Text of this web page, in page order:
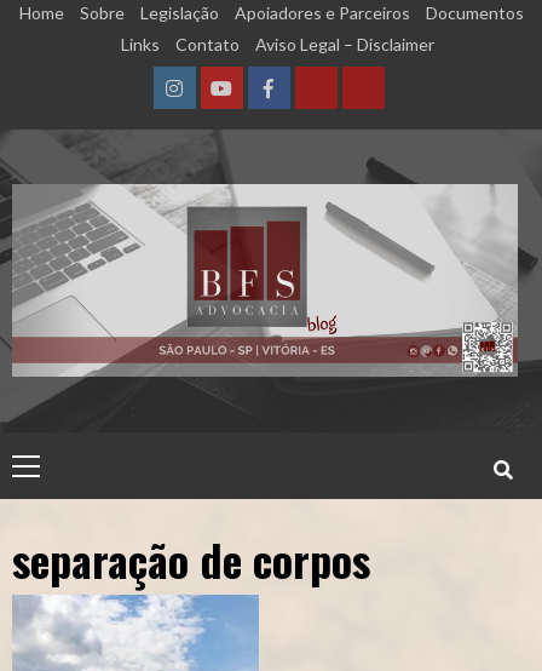
SkipHome Sobre Legislação Apoiadores e Parceiros
Documentos
Links
Contato Aviso Legal – Disclaimer
InstagramYouTubeFacebookCalculadora
Qualidade
de
Segurado
(INSS)
Calculadora
Tempo
de
Contribuição
Menu
separação de corpos